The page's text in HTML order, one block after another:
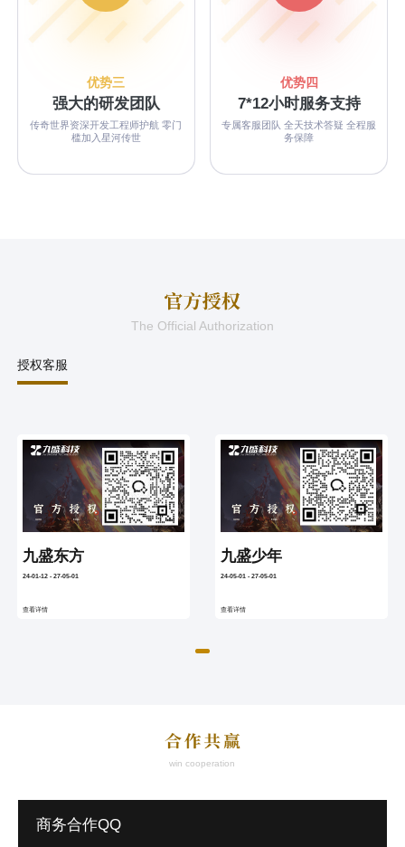
优势三
强大的研发团队
传奇世界资深开发工程师护航 零门
槛加入星河传世
优势四
7*12小时服务支持
专属客服团队 全天技术答疑 全程服
务保障
The Official Authorization
授权客服
九盛东方
24-01-12 - 27-05-01
查看详情
九盛少年
24-05-01 - 27-05-01
查看详情
win cooperation
商务合作QQ